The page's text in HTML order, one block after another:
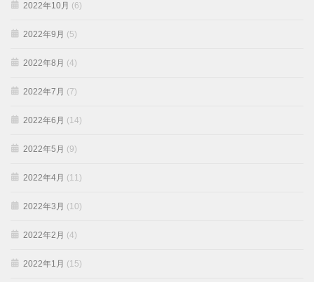
2022年10月 (6)
2022年9月 (5)
2022年8月 (4)
2022年7月 (7)
2022年6月 (14)
2022年5月 (9)
2022年4月 (11)
2022年3月 (10)
2022年2月 (4)
2022年1月 (15)